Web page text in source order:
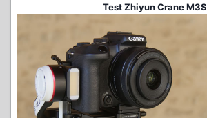
Test Zhiyun Crane M3S